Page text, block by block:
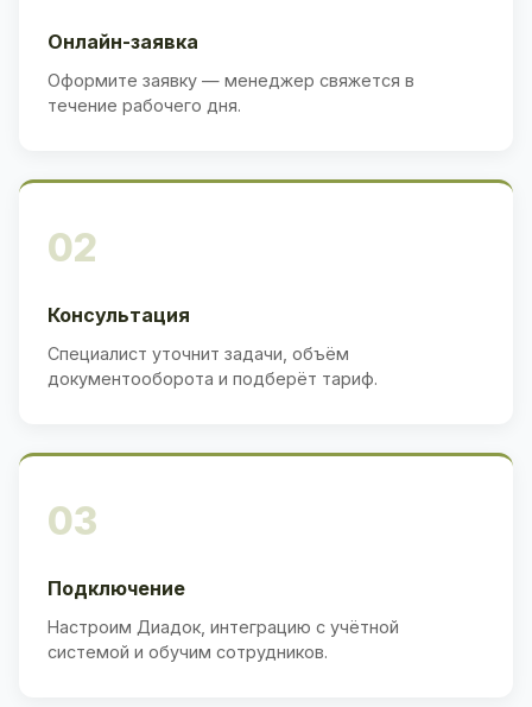
Онлайн-заявка
Оформите заявку — менеджер свяжется в
течение рабочего дня.
02
Консультация
Специалист уточнит задачи, объём
документооборота и подберёт тариф.
03
Подключение
Настроим Диадок, интеграцию с учётной
системой и обучим сотрудников.